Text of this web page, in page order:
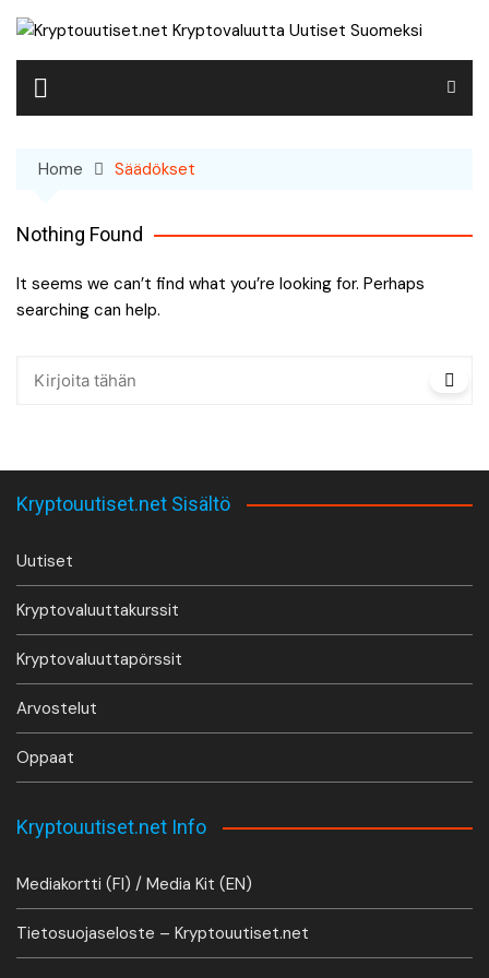
Skip
content
Home Säädökset
Nothing Found
It seems we can’t find what you’re looking for. Perhaps
searching can help.
Kryptouutiset.net Sisältö
Uutiset
Kryptovaluuttakurssit
Kryptovaluuttapörssit
Arvostelut
Oppaat
Kryptouutiset.net Info
Mediakortti (FI) / Media Kit (EN)
Tietosuojaseloste – Kryptouutiset.net